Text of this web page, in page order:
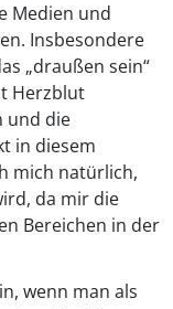
Medien und
Insbesondere
„draußen sein“
Herzblut
und die
in diesem
mich natürlich,
da mir die
Bereichen in der
wenn man als